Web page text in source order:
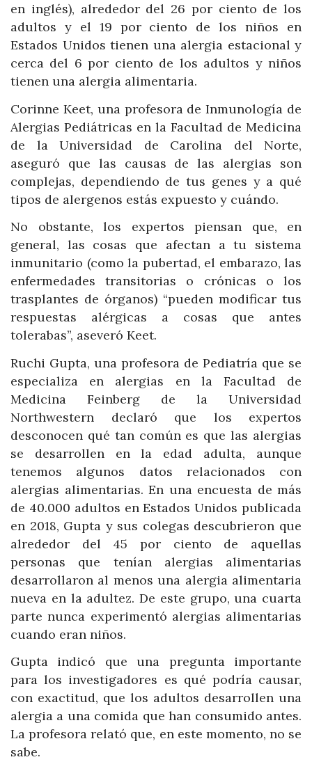
en inglés), alrededor del 26 por ciento de los
adultos y el 19 por ciento de los niños en
Estados Unidos tienen una alergia estacional y
cerca del 6 por ciento de los adultos y niños
tienen una alergia alimentaria.
Corinne Keet, una profesora de Inmunología de
Alergias Pediátricas en la Facultad de Medicina
de la Universidad de Carolina del Norte,
aseguró que las causas de las alergias son
complejas, dependiendo de tus genes y a qué
tipos de alergenos estás expuesto y cuándo.
No obstante, los expertos piensan que, en
general, las cosas que afectan a tu sistema
inmunitario (como la pubertad, el embarazo, las
enfermedades transitorias o crónicas o los
trasplantes de órganos) “pueden modificar tus
respuestas alérgicas a cosas que antes
tolerabas”, aseveró Keet.
Ruchi Gupta, una profesora de Pediatría que se
especializa en alergias en la Facultad de
Medicina Feinberg de la Universidad
Northwestern declaró que los expertos
desconocen qué tan común es que las alergias
se desarrollen en la edad adulta, aunque
tenemos algunos datos relacionados con
alergias alimentarias. En una encuesta de más
de 40.000 adultos en Estados Unidos publicada
en 2018, Gupta y sus colegas descubrieron que
alrededor del 45 por ciento de aquellas
personas que tenían alergias alimentarias
desarrollaron al menos una alergia alimentaria
nueva en la adultez. De este grupo, una cuarta
parte nunca experimentó alergias alimentarias
cuando eran niños.
Gupta indicó que una pregunta importante
para los investigadores es qué podría causar,
con exactitud, que los adultos desarrollen una
alergia a una comida que han consumido antes.
La profesora relató que, en este momento, no se
sabe.